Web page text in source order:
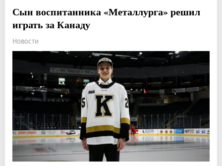
Сын воспитанника «Металлурга» решил
играть за Канаду
Новости